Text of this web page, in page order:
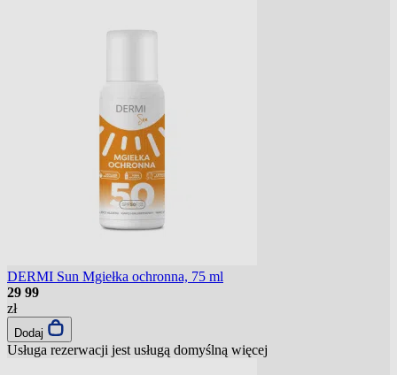
DERMI Sun Mgiełka ochronna, 75 ml
29 99
zł
Dodaj
Usługa rezerwacji jest usługą domyślną więcej